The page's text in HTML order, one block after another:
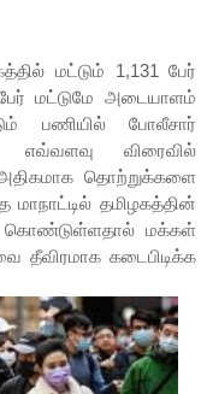
மட்டும் 1,131 பேர்
மட்டுமே அடையாளம்
பணியில் போலீசார்
எவ்வளவு விரைவில்
அதிகமாக தொற்றுக்களை
மாநாட்டில் தமிழகத்தின்
கொண்டுள்ளதால் மக்கள்
தீவிரமாக கடைபிடிக்க